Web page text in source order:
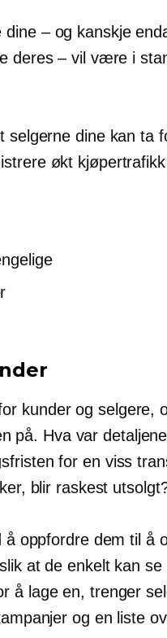
– og kanskje
deres – vil være i
selgerne dine kan ta
økt
kunder og selgere,
på. Hva var detaljene
for en viss
blir raskest
oppfordre dem til å
at de enkelt kan se
å lage en, trenger
og en liste